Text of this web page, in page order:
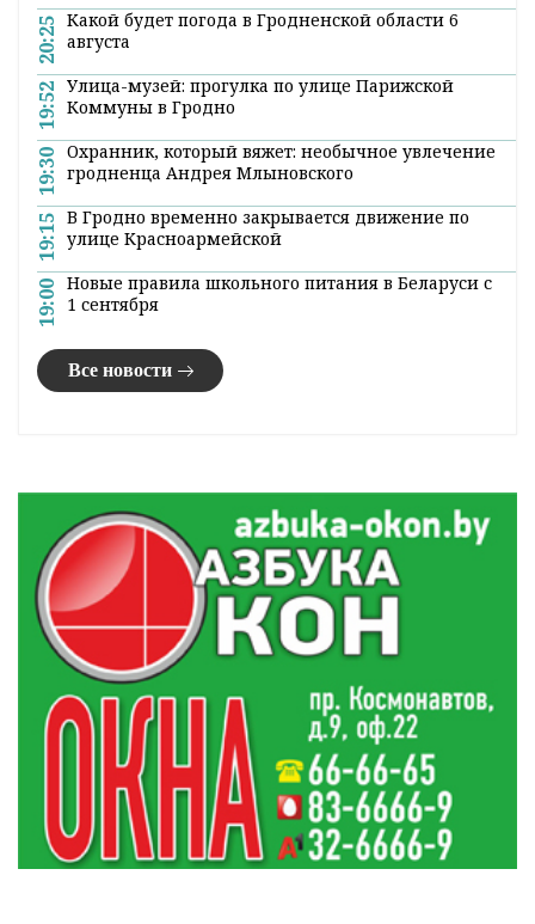
20:25 Какой будет погода в Гродненской области 6
августа
19:52 Улица-музей: прогулка по улице Парижской
Коммуны в Гродно
19:30 Охранник, который вяжет: необычное увлечение
гродненца Андрея Млыновского
19:15 В Гродно временно закрывается движение по
улице Красноармейской
19:00 Новые правила школьного питания в Беларуси с
1 сентября
Все новости